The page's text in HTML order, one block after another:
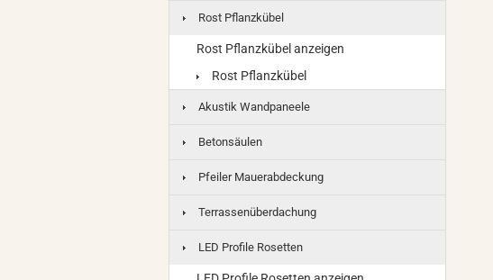
Rost Pflanzkübel
Rost Pflanzkübel anzeigen
Rost Pflanzkübel
Akustik Wandpaneele
Betonsäulen
Pfeiler Mauerabdeckung
Terrassenüberdachung
LED Profile Rosetten